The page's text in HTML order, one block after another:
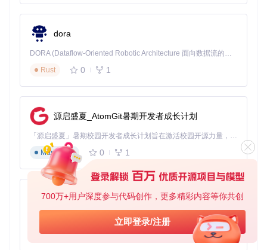
700万+用户深度参与代码创作，更多精彩内容等你共创
立即登录/注册
--self-contained
原理点睛：创建不依赖系统.NET环境的可执行文件
2.3 macOS平台构建流程
预期结果：在macOS系统上完成项目编译。
📦打包命令：
src
dotnet restore N_m3u8DL-RE.sln
：利用dotnet CLI工具链构建项目
2.4 平台特性对比
具
输出路径 依赖处理
dora
DORA (Dataflow-Oriented Robotic Architecture 面向数据流的机器人架构) 是为 AI 与具身智能机器人打造的高性能开发框架，以数据流范式重构开发逻辑，原生支持分布式部署与端边云协同 —— 无需复杂适配，即可实现一体端到端具身大小脑、VLA等模型部署，无缝衔接感知、推理、控制全链路，让 AI 能力与机器人动作深度融合。 依托 Rust 内核与零拷贝通信技术，它将具身大小脑、VLA等模型推理、多模态数据融合延迟压缩至微秒级，同时兼容 ROS2 生态与国产 AI 芯片，彻底降低具身智能机器人的开发门槛，让分布式部署下的 AI 赋能创新更高效、更灵活。
Rust
0 1
源启盛夏_AtomGit暑期开发者成长计划
「源启盛夏」暑期校园开发者成长计划旨在激活校园开源力量，通过积分激励、认证扶持、资源倾斜等形式，引导高校组织和开发者完成「入驻 — 建项目 — 做贡献 — 获认证 — 得资源」的完整闭环。无论你是想带领社团入驻平台的组织者，还是希望用代码贡献证明自己的开发者，都能在这里找到属于你的成长路径。
Markdown
0 1
py-xiaozhi
基于Python的Xiaozhi AI，适用于想要完整Xiaozhi体验而无需拥有专用硬件的用户。
Python
0 1